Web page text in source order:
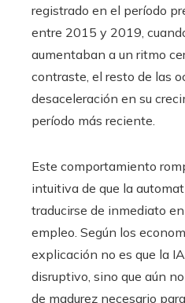
registrado en el período
entre 2015 y 2019,
aumentaban a un ritmo
contraste, el resto de las
desaceleración en su
período más reciente.
Este comportamiento
intuitiva de que la
traducirse de inmediato
empleo. Según los
explicación no es que la
disruptivo, sino que aún
de madurez necesario